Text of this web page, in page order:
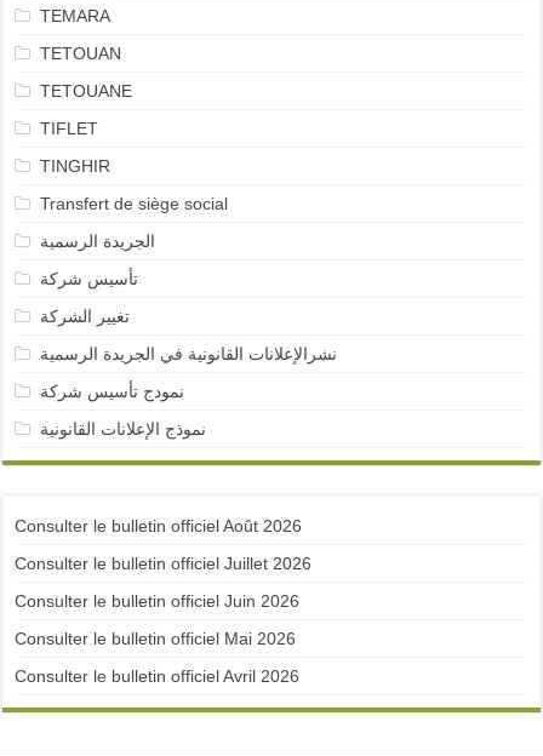
TEMARA
TETOUAN
TETOUANE
TIFLET
TINGHIR
Transfert de siège social
الجريدة الرسمية
تأسيس شركة
تغيير الشركة
نشرالإعلانات القانونية في الجريدة الرسمية
نمودج تأسيس شركة
نموذج الإعلانات القانونية
Consulter le bulletin officiel Août 2026
Consulter le bulletin officiel Juillet 2026
Consulter le bulletin officiel Juin 2026
Consulter le bulletin officiel Mai 2026
Consulter le bulletin officiel Avril 2026